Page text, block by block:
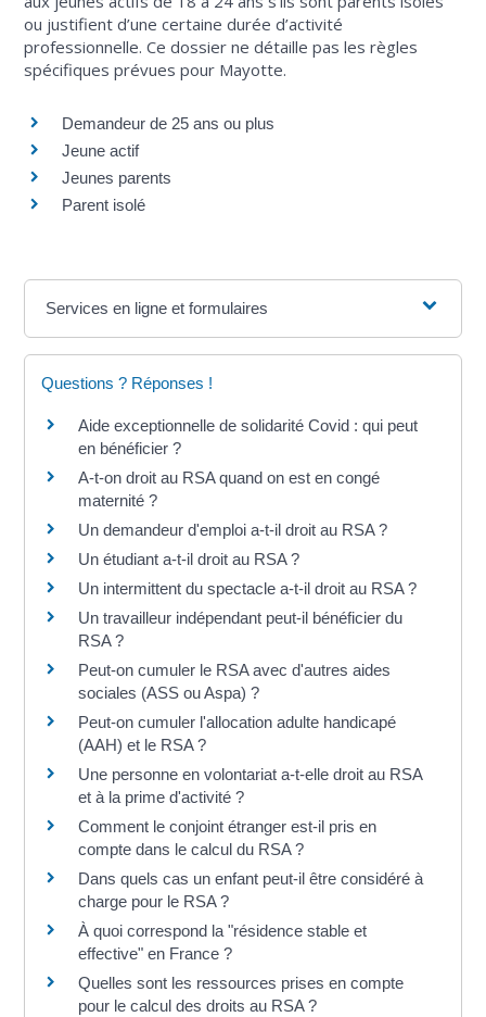
ou justifient d’une certaine durée d’activité
professionnelle. Ce dossier ne détaille pas les règles
spécifiques prévues pour Mayotte.
Demandeur de 25 ans ou plus
Jeune actif
Jeunes parents
Parent isolé
Services en ligne et formulaires
Questions ? Réponses !
Aide exceptionnelle de solidarité Covid : qui peut
en bénéficier ?
A-t-on droit au RSA quand on est en congé
maternité ?
Un demandeur d'emploi a-t-il droit au RSA ?
Un étudiant a-t-il droit au RSA ?
Un intermittent du spectacle a-t-il droit au RSA ?
Un travailleur indépendant peut-il bénéficier du
RSA ?
Peut-on cumuler le RSA avec d'autres aides
sociales (ASS ou Aspa) ?
Peut-on cumuler l'allocation adulte handicapé
(AAH) et le RSA ?
Une personne en volontariat a-t-elle droit au RSA
et à la prime d'activité ?
Comment le conjoint étranger est-il pris en
compte dans le calcul du RSA ?
Dans quels cas un enfant peut-il être considéré à
charge pour le RSA ?
À quoi correspond la "résidence stable et
effective" en France ?
Quelles sont les ressources prises en compte
pour le calcul des droits au RSA ?